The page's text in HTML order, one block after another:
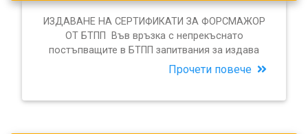
ИЗДАВАНЕ НА СЕРТИФИКАТИ ЗА ФОРСМАЖОР
ОТ БТПП Във връзка с непрекъснато
постъпващите в БТПП запитвания за издава
Прочети повече